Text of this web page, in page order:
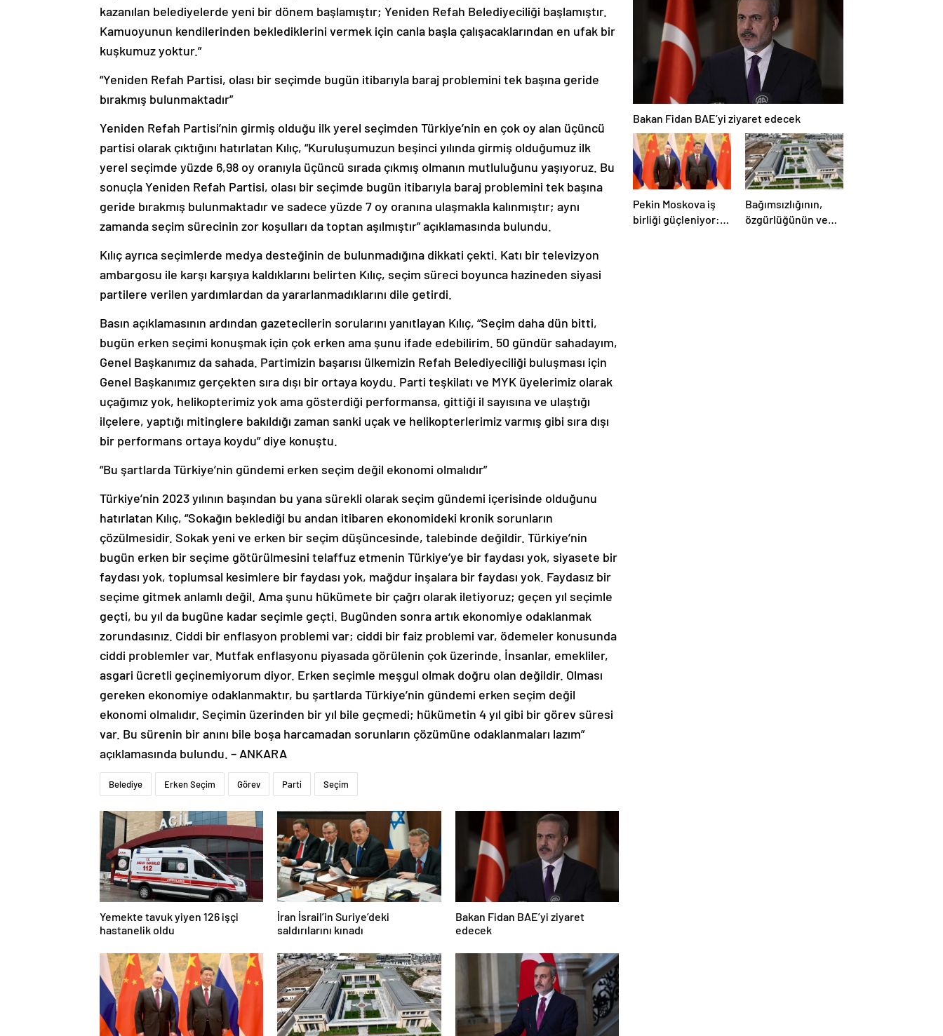
kazanılan belediyelerde yeni bir dönem başlamıştır; Yeniden Refah Belediyeciliği başlamıştır.
Kamuoyunun kendilerinden beklediklerini vermek için canla başla çalışacaklarından en ufak bir
kuşkumuz yoktur.”
“Yeniden Refah Partisi, olası bir seçimde bugün itibarıyla baraj problemini tek başına geride
bırakmış bulunmaktadır”
Yeniden Refah Partisi’nin girmiş olduğu ilk yerel seçimden Türkiye’nin en çok oy alan üçüncü
partisi olarak çıktığını hatırlatan Kılıç, “Kuruluşumuzun beşinci yılında girmiş olduğumuz ilk
yerel seçimde yüzde 6,98 oy oranıyla üçüncü sırada çıkmış olmanın mutluluğunu yaşıyoruz. Bu
sonuçla Yeniden Refah Partisi, olası bir seçimde bugün itibarıyla baraj problemini tek başına
geride bırakmış bulunmaktadır ve sadece yüzde 7 oy oranına ulaşmakla kalınmıştır; aynı
zamanda seçim sürecinin zor koşulları da toptan aşılmıştır” açıklamasında bulundu.
Kılıç ayrıca seçimlerde medya desteğinin de bulunmadığına dikkati çekti. Katı bir televizyon
ambargosu ile karşı karşıya kaldıklarını belirten Kılıç, seçim süreci boyunca hazineden siyasi
partilere verilen yardımlardan da yararlanmadıklarını dile getirdi.
Basın açıklamasının ardından gazetecilerin sorularını yanıtlayan Kılıç, “Seçim daha dün bitti,
bugün erken seçimi konuşmak için çok erken ama şunu ifade edebilirim. 50 gündür sahadayım,
Genel Başkanımız da sahada. Partimizin başarısı ülkemizin Refah Belediyeciliği buluşması için
Genel Başkanımız gerçekten sıra dışı bir ortaya koydu. Parti teşkilatı ve MYK üyelerimiz olarak
uçağımız yok, helikopterimiz yok ama gösterdiği performansa, gittiği il sayısına ve ulaştığı
ilçelere, yaptığı mitinglere bakıldığı zaman sanki uçak ve helikopterlerimiz varmış gibi sıra dışı
bir performans ortaya koydu” diye konuştu.
“Bu şartlarda Türkiye’nin gündemi erken seçim değil ekonomi olmalıdır”
Türkiye’nin 2023 yılının başından bu yana sürekli olarak seçim gündemi içerisinde olduğunu
hatırlatan Kılıç, “Sokağın beklediği bu andan itibaren ekonomideki kronik sorunların
çözülmesidir. Sokak yeni ve erken bir seçim düşüncesinde, talebinde değildir. Türkiye’nin
bugün erken bir seçime götürülmesini telaffuz etmenin Türkiye’ye bir faydası yok, siyasete bir
faydası yok, toplumsal kesimlere bir faydası yok, mağdur inşalara bir faydası yok. Faydasız bir
seçime gitmek anlamlı değil. Ama şunu hükümete bir çağrı olarak iletiyoruz; geçen yıl seçimle
geçti, bu yıl da bugüne kadar seçimle geçti. Bugünden sonra artık ekonomiye odaklanmak
zorundasınız. Ciddi bir enflasyon problemi var; ciddi bir faiz problemi var, ödemeler konusunda
ciddi problemler var. Mutfak enflasyonu piyasada görülenin çok üzerinde. İnsanlar, emekliler,
asgari ücretli geçinemiyorum diyor. Erken seçimle meşgul olmak doğru olan değildir. Olması
gereken ekonomiye odaklanmaktır, bu şartlarda Türkiye’nin gündemi erken seçim değil
ekonomi olmalıdır. Seçimin üzerinden bir yıl bile geçmedi; hükümetin 4 yıl gibi bir görev süresi
var. Bu sürenin bir anını bile boşa harcamadan sorunların çözümüne odaklanmaları lazım”
açıklamasında bulundu. – ANKARA
Belediye Erken Seçim Görev Parti Seçim
Yemekte tavuk yiyen 126 işçi
hastanelik oldu
İran İsrail’in Suriye’deki
saldırılarını kınadı
Bakan Fidan BAE’yi ziyaret
edecek
Bakan Fidan BAE’yi ziyaret edecek
Pekin Moskova iş
birliği güçleniyor:
Bağımsızlığının,
özgürlüğünün ve